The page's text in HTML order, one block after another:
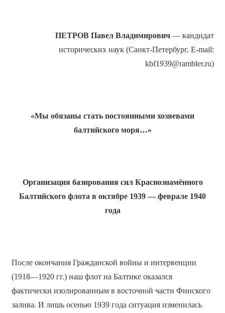
ПЕТРОВ Павел Владимирович— кандидат
исторических наук (Санкт-Петербург. E-mail:
kbf1939@rambler.ru)
«Мы обязаны стать постоянными хозяевами
балтийского моря…»
Организация базирования сил Краснознамённого
Балтийского флота в октябре 1939 — феврале 1940
года
После окончания Гражданской войны и интервенции
(1918—1920 гг.) наш флот на Балтике оказался
фактически изолированным в восточной части Финского
залива. И лишь осенью 1939 года ситуация изменилась